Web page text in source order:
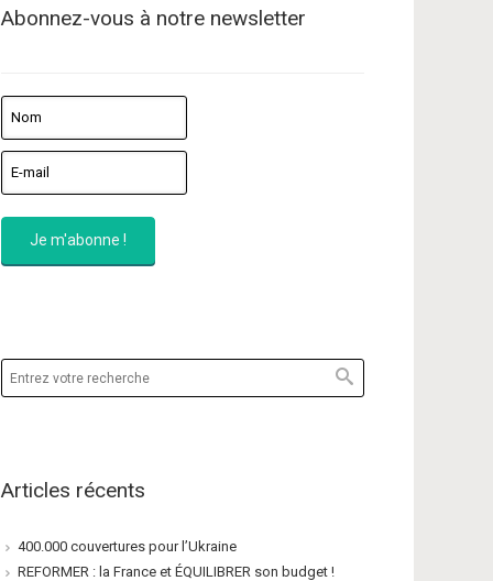
Abonnez-vous à notre newsletter
Articles récents
400.000 couvertures pour l’Ukraine
REFORMER : la France et ÉQUILIBRER son budget !